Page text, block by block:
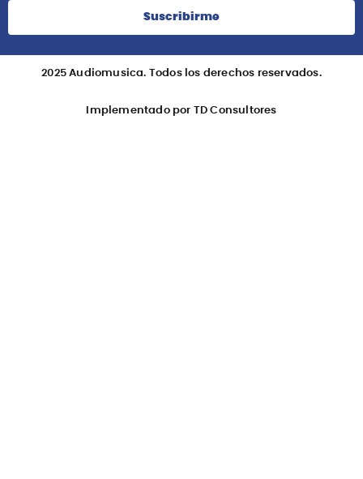
Suscribirme
2025 Audiomusica. Todos los derechos reservados.
Implementado por TD Consultores